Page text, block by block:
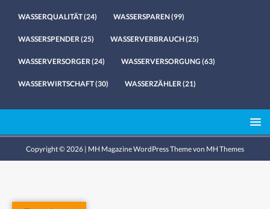
WASSERQUALITÄT(24) WASSERSPAREN(99)
WASSERSPENDER(25) WASSERVERBRAUCH(25)
WASSERVERSORGER(24) WASSERVERSORGUNG (63)
WASSERWIRTSCHAFT(30) WASSERZÄHLER(21)
Copyright © 2026 | MH Magazine WordPress Theme von MH Themes